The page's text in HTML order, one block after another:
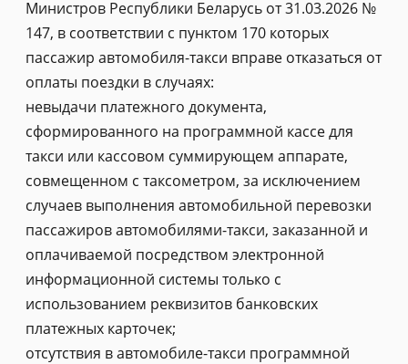
Министров Республики Беларусь от 31.03.2026 №
147, в соответствии с пунктом 170 которых
пассажир автомобиля-такси вправе отказаться от
оплаты поездки в случаях:
невыдачи платежного документа,
сформированного на программной кассе для
такси или кассовом суммирующем аппарате,
совмещенном с таксометром, за исключением
случаев выполнения автомобильной перевозки
пассажиров автомобилями-такси, заказанной и
оплачиваемой посредством электронной
информационной системы только с
использованием реквизитов банковских
платежных карточек;
отсутствия в автомобиле-такси программной